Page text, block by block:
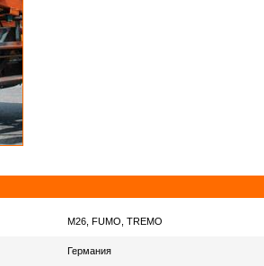
М26, FUMO, TREMO
Германия